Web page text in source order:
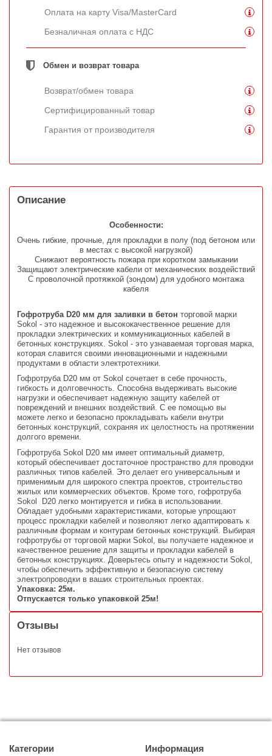
Оплата на карту Visa/MasterCard
Безналичная оплата с НДС
Обмен и возврат товара
Возврат/обмен товара
Сертифицированный товар
Гарантия от производителя
Описание
Особенности:
Очень гибкие, прочные, для прокладки в полу (под бетоном или
в местах с высокой нагрузкой)
Снижают вероятность пожара при коротком замыкании
Защищают электрические кабели от механических воздействий
С проволочной протяжкой (зондом) для удобного монтажа
кабеля
Гофротруба D20 мм для заливки в бетон торговой марки
Sokol - это надежное и высококачественное решение для
прокладки электрических и коммуникационных кабелей в
бетонных конструкциях. Sokol - это узнаваемая торговая марка,
которая славится своими инновационными и надежными
продуктами в области электротехники.
Гофротруба D20 мм от Sokol сочетает в себе прочность,
гибкость и долговечность. Способна выдерживать высокие
нагрузки и обеспечивает надежную защиту кабелей от
повреждений и внешних воздействий. С ее помощью вы
можете легко и безопасно прокладывать кабели внутри
бетонных конструкций, сохраняя их целостность на протяжении
долгого времени.
Гофротруба Sokol D20 мм имеет оптимальный диаметр,
который обеспечивает достаточное пространство для проводки
различных типов кабелей. Это делает его универсальным и
применимым для широкого спектра проектов, строительство
жилых или коммерческих объектов. Кроме того, гофротруба
Sokol D20 легко монтируется и гибка в использовании.
Обладает удобными характеристиками, которые упрощают
процесс прокладки кабелей и позволяют легко адаптировать к
различным формам и контурам бетонных конструкций. Выбирая
гофротрубы от торговой марки Sokol, вы получаете надежное и
качественное решение для защиты и прокладки кабелей в
бетонных конструкциях. Доверьтесь опыту и надежности Sokol,
чтобы обеспечить эффективную и безопасную систему
электропроводки в ваших строительных проектах.
Упаковка: 25м.
Отпускается только упаковкой 25м!
Отзывы
Нет отзывов
Категории Информация